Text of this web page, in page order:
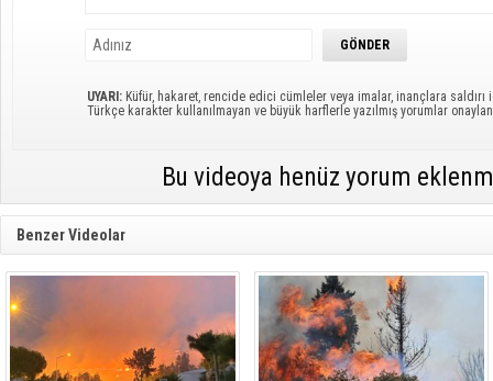
UYARI: Küfür, hakaret, rencide edici cümleler veya imalar, inançlara saldırı
Türkçe karakter kullanılmayan ve büyük harflerle yazılmış yorumlar
Bu videoya henüz yorum
Benzer Videolar